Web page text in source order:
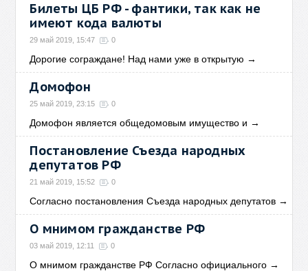
Билеты ЦБ РФ - фантики, так как не
имеют кода валюты
29 май 2019, 15:47 0
Дорогие сограждане! Над нами уже в открытую →
Домофон
25 май 2019, 23:15 0
Домофон является общедомовым имущество и →
Постановление Съезда народных
депутатов РФ
21 май 2019, 15:52 0
Согласно постановления Съезда народных депутатов →
О мнимом гражданстве РФ
03 май 2019, 12:11 0
О мнимом гражданстве РФ Согласно официального →